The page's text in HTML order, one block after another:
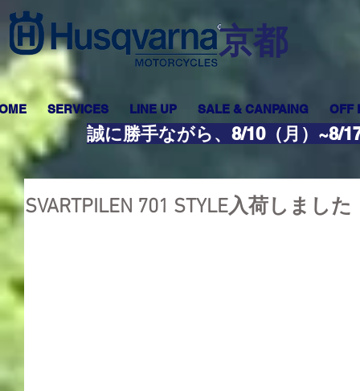
​京都
SERVICES LINE UP SALE & CANPAING OFF
誠に勝手ながら、8/10（月）~8/
SVARTPILEN 701 STYLE入荷しました